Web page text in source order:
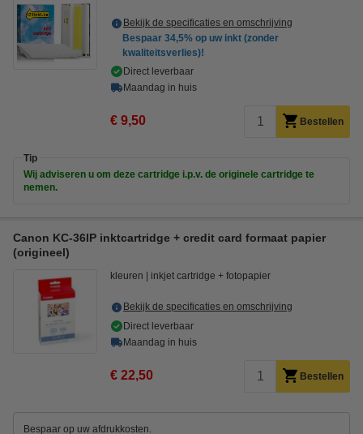
Bekijk de specificaties en omschrijving
Bespaar 34,5% op uw inkt (zonder
kwaliteitsverlies)!
Direct leverbaar
Maandag in huis
€ 9,50 Bestellen
Tip
Wij adviseren u om deze cartridge i.p.v. de originele cartridge te
nemen.
Canon KC-36IP inktcartridge + credit card formaat papier
(origineel)
kleuren inkjet cartridge + fotopapier
Bekijk de specificaties en omschrijving
Direct leverbaar
Maandag in huis
€ 22,50 Bestellen
Bespaar op uw afdrukkosten.